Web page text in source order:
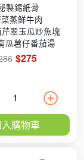
製錫紙骨
蒸鮮牛肉
翠玉瓜炒魚塊
瓜薯仔番茄湯
$275
購物車